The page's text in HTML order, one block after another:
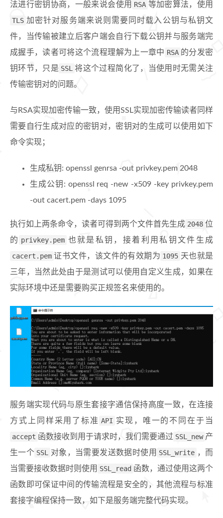
法进行密钥协商，一般来说会使用 RSA 等加密算法，使用
TLS 加密针对服务端来说则需要同时载入公钥与私钥文
件，当传输被建立后客户端会自行下载公钥并与服务端完
成握手，读者可将这个流程理解为上一章中 RSA 的分发密
钥环节，只是 SSL 将这个过程简化了，当使用时无需关注
传输密钥对的问题。
与RSA实现加密传输一致，使用SSL实现加密传输读者同样
需要自行生成对应的密钥对，密钥对的生成可以使用如下
命令实现；
生成私钥: openssl genrsa -out privkey.pem 2048
生成公钥: openssl req -new -x509 -key privkey.pem
-out cacert.pem -days 1095
执行如上两条命令，读者可得到两个文件首先生成 2048 位
的 privkey.pem 也就是私钥，接着利用私钥文件生成
cacert.pem 证书文件，该文件的有效期为 1095 天也就是
三年，当然此处由于是测试可以使用自定义生成，如果在
实际环境中还是需要购买正规签名来使用的。
服务端实现代码与原生套接字通信保持高度一致，在连接
方式上同样采用了标准 API 实现，唯一的不同在于当
accept 函数接收到用于请求时，我们需要通过 SSL_new 产
生一个 SSL 对象，当需要发送数据时使用 SSL_write ，而
当需要接收数据时则使用 SSL_read 函数，通过使用这两个
函数即可保证中间的传输流程是安全的，其他流程与标准
套接字编程保持一致，如下是服务端完整代码实现。